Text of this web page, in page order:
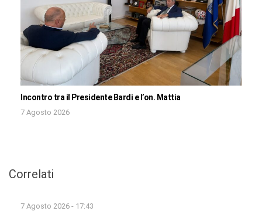
Incontro tra il Presidente Bardi e l’on. Mattia
7 Agosto 2026
Correlati
7 Agosto 2026 - 17:43